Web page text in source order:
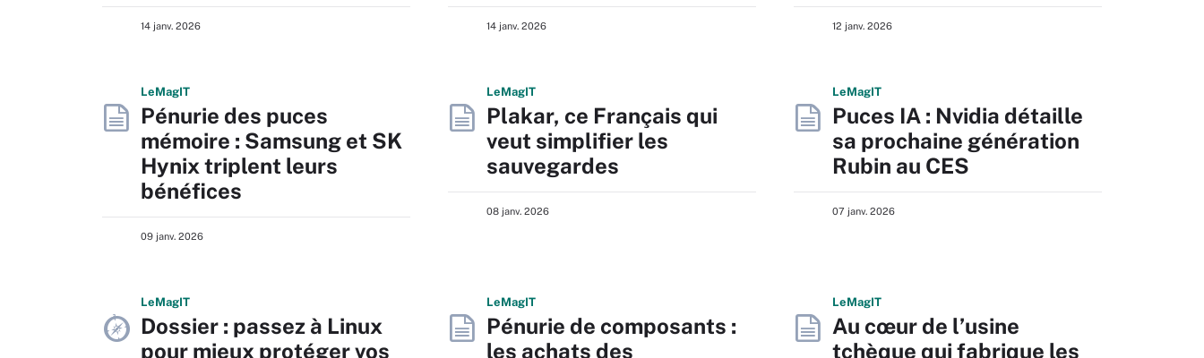
14 janv. 2026 14 janv. 2026 12 janv. 2026
LeMagIT
Pénurie des puces
mémoire : Samsung et SK
Hynix triplent leurs
bénéfices
09 janv. 2026
LeMagIT
Plakar, ce Français qui
veut simplifier les
sauvegardes
08 janv. 2026
LeMagIT
Puces IA : Nvidia détaille
sa prochaine génération
Rubin au CES
07 janv. 2026
LeMagIT
Dossier : passez à Linux
pour mieux protéger vos
LeMagIT
Pénurie de composants :
les achats des
LeMagIT
Au cœur de l’usine
tchèque qui fabrique les